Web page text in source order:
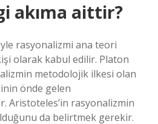
akıma aittir?
rasyonalizmi ana teori
olarak kabul edilir. Platon
metodolojik ilkesi olan
önde gelen
Aristoteles’in rasyonalizmin
da belirtmek gerekir.